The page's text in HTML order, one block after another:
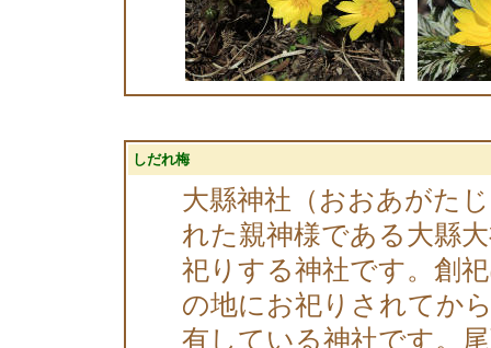
しだれ梅
大縣神社（おおあがた
れた親神様である大縣
祀りする神社です。創
の地にお祀りされてか
有している神社です。